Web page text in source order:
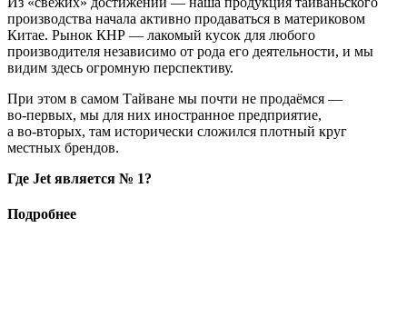
производства начала активно продаваться в материковом
Китае. Рынок КНР — лакомый кусок для любого
производителя независимо от рода его деятельности, и мы
видим здесь огромную перспективу.
При этом в самом Тайване мы почти не продаёмся —
во‑первых, мы для них иностранное предприятие,
а во‑вторых, там исторически сложился плотный круг
местных брендов.
Где Jet является № 1?
Подробнее